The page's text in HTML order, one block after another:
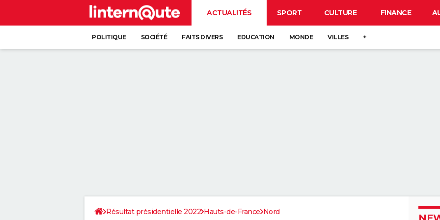
ACTUALITÉS SPORT CULTURE FINANCE
POLITIQUE SOCIÉTÉ FAITS DIVERS EDUCATION MONDE VILLES +
Résultat présidentielle 2022 Hauts-de-France Nord